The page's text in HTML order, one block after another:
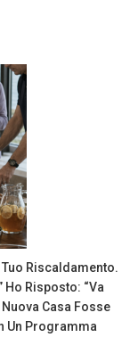
Riscaldamento.
Ho Risposto: “Va
Nuova Casa Fosse
Un Programma